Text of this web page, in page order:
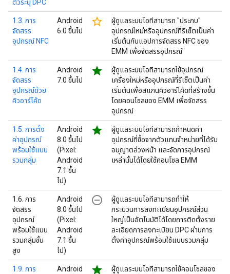
ตัวระบุ DPC
1.3. การ
จัดสรร
อุปกรณ์ NFC
Android
6.0 ขึ้นไป
star_border
ผู้ดูแลระบบไอทีสามารถ "ประกบ"
อุปกรณ์ใหม่หรืออุปกรณ์ที่รีเซ็ตเป็นค่า
เริ่มต้นกับแอปการจัดสรร NFC ของ
EMM เพื่อจัดสรรอุปกรณ์
1.4. การ
จัดสรร
อุปกรณ์ด้วย
คิวอาร์โค้ด
Android
7.0 ขึ้นไป
star
ผู้ดูแลระบบไอทีสามารถใช้อุปกรณ์
เครื่องใหม่หรืออุปกรณ์ที่รีเซ็ตเป็นค่า
เริ่มต้นเพื่อสแกนคิวอาร์โค้ดที่สร้างขึ้น
โดยคอนโซลของ EMM เพื่อจัดสรร
อุปกรณ์
1.5. การตั้ง
ค่าอุปกรณ์
พร้อมใช้แบบ
รวมกลุ่ม
Android
8.0 ขึ้นไป
(Pixel:
Android
7.1 ขึ้น
ไป)
star
ผู้ดูแลระบบไอทีสามารถกำหนดค่า
อุปกรณ์ที่ซื้อจากตัวแทนจำหน่ายที่ได้รับ
อนุญาตล่วงหน้า และจัดการอุปกรณ์
เหล่านั้นได้โดยใช้คอนโซล EMM
1.6. การ
จัดสรร
อุปกรณ์
พร้อมใช้แบบ
รวมกลุ่มขั้น
สูง
Android
8.0 ขึ้นไป
(Pixel:
Android
7.1 ขึ้น
ไป)
remove_circle_outline
ผู้ดูแลระบบไอทีสามารถทำให้
กระบวนการลงทะเบียนอุปกรณ์ส่วน
ใหญ่เป็นอัตโนมัติได้โดยการติดตั้งราย
ละเอียดการลงทะเบียน DPC ผ่านการ
ตั้งค่าอุปกรณ์พร้อมใช้แบบรวมกลุ่ม
1.9. การ
Android
star
ผู้ดูแลระบบไอทีสามารถใช้คอนโซลของ